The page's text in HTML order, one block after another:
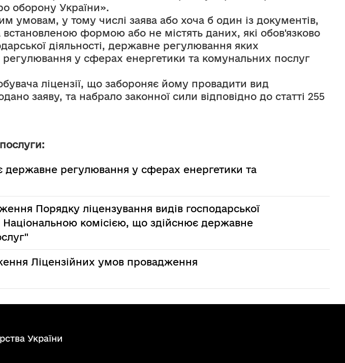
оборону України».
умовам, у тому числі заява або хоча б один із документів,
формою або не містять даних, які обов'язково
діяльності, державне регулювання яких
у сферах енергетики та комунальних послуг
ліцензії, що забороняє йому провадити вид
заяву, та набрало законної сили відповідно до статті 255
державне регулювання у сферах енергетики та
Порядку ліцензування видів господарської
Національною комісією, що здійснює державне
Ліцензійних умов провадження
України